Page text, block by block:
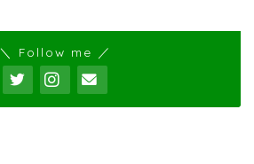
＼ Follow me ／